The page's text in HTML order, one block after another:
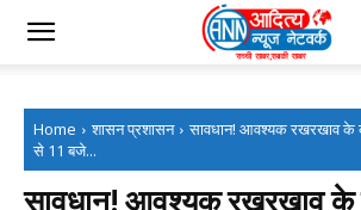
Home शासन प्रशासन
सावधान! आवश्यक रखरखाव के
से 11 बजे...
सावधान! आवश्यक रखरखाव के